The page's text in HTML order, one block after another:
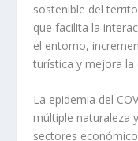
sostenible del
que facilita la
el entorno,
turística y mejora la
La epidemia del
múltiple naturaleza
sectores